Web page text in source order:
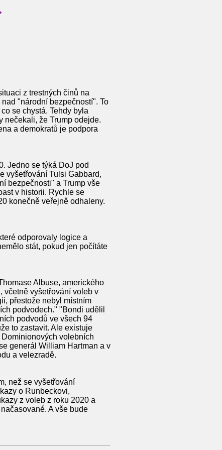
z trestných činů na
"národní bezpečností". To
se chystá. Tehdy byla
nečekali, že Trump odejde.
a demokratů je podpora
Jedno se týká DoJ pod
vyšetřování Tulsi Gabbard,
bezpečnosti" a Trump vše
v historii. Rychle se
konečně veřejně odhaleny.
odporovaly logice a
stát, pokud jen počítáte
Albuse, amerického
včetně vyšetřování voleb v
přestože nebyl místním
podvodech." "Bondi udělil
podvodů ve všech 94
to zastavit. Ale existuje
volebních
generál William Hartman a v
a velezradě.
než se vyšetřování
o Runbeckovi,
z voleb z roku 2020 a
A vše bude